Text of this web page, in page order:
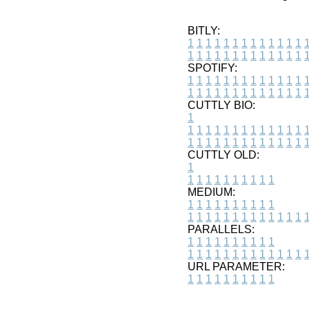
BITLY:
1 1 1 1 1 1 1 1 1 1 1 1 1 1
1 1 1 1 1 1 1 1 1 1 1 1 1 1
SPOTIFY:
1 1 1 1 1 1 1 1 1 1 1 1 1 1
1 1 1 1 1 1 1 1 1 1 1 1 1 1
CUTTLY BIO:
1
1 1 1 1 1 1 1 1 1 1 1 1 1 1
1 1 1 1 1 1 1 1 1 1 1 1 1 1
CUTTLY OLD:
1
1 1 1 1 1 1 1 1 1 1
MEDIUM:
1 1 1 1 1 1 1 1 1 1
1 1 1 1 1 1 1 1 1 1 1 1 1 1
PARALLELS:
1 1 1 1 1 1 1 1 1 1
1 1 1 1 1 1 1 1 1 1 1 1 1 1
URL PARAMETER:
1 1 1 1 1 1 1 1 1 1